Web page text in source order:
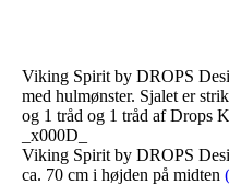
Viking Spirit by DROPS
med hulmønster. Sjalet er
og 1 tråd og 1 tråd af Drops
_x000D_
Viking Spirit by DROPS
ca. 70 cm i højden på midten